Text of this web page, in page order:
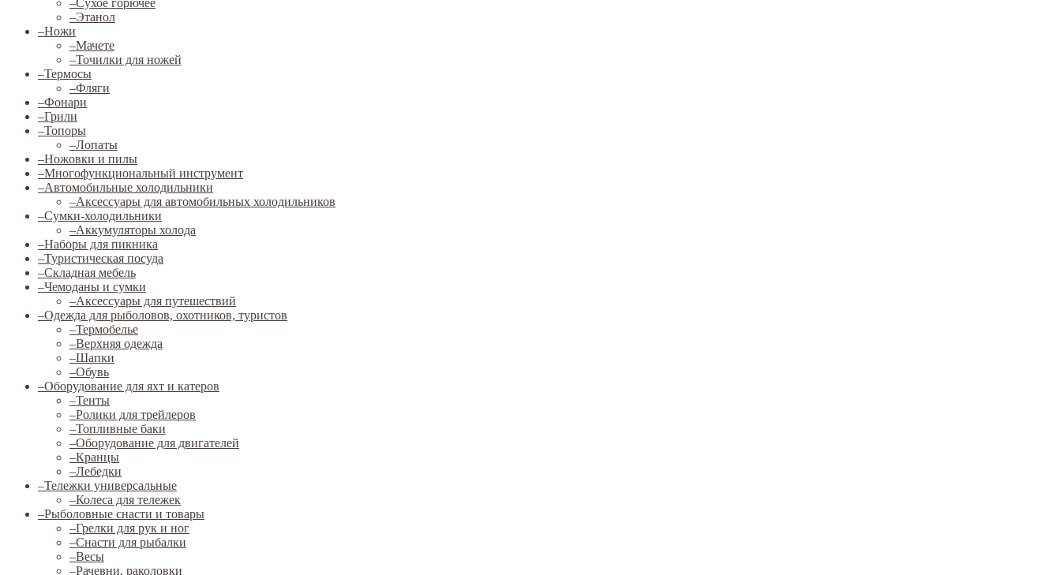
–Сухое горючее
–Этанол
–Ножи
–Мачете
–Точилки для ножей
–Термосы
–Фляги
–Фонари
–Грили
–Топоры
–Лопаты
–Ножовки и пилы
–Многофункциональный инструмент
–Автомобильные холодильники
–Аксессуары для автомобильных холодильников
–Сумки-холодильники
–Аккумуляторы холода
–Наборы для пикника
–Туристическая посуда
–Складная мебель
–Чемоданы и сумки
–Аксессуары для путешествий
–Одежда для рыболовов, охотников, туристов
–Термобелье
–Верхняя одежда
–Шапки
–Обувь
–Оборудование для яхт и катеров
–Тенты
–Ролики для трейлеров
–Топливные баки
–Оборудование для двигателей
–Кранцы
–Лебедки
–Тележки универсальные
–Колеса для тележек
–Рыболовные снасти и товары
–Грелки для рук и ног
–Снасти для рыбалки
–Весы
–Рачевни, раколовки